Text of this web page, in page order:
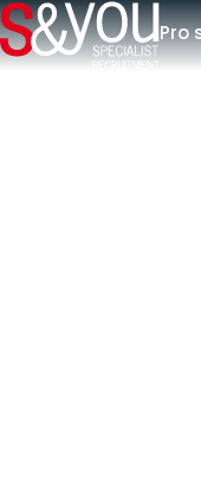
Přeskočit na obsah
Pro